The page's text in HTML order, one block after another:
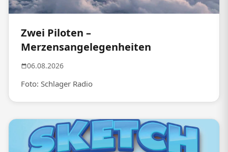
Zwei Piloten –
Merzensangelegenheiten
06.08.2026
Foto: Schlager Radio